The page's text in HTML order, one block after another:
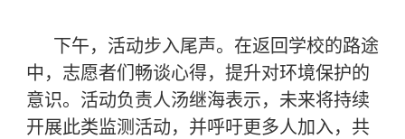
下午，活动步入尾声。在返回学校的路途
中，志愿者们畅谈心得，提升对环境保护的
意识。活动负责人汤继海表示，未来将持续
开展此类监测活动，并呼吁更多人加入，共